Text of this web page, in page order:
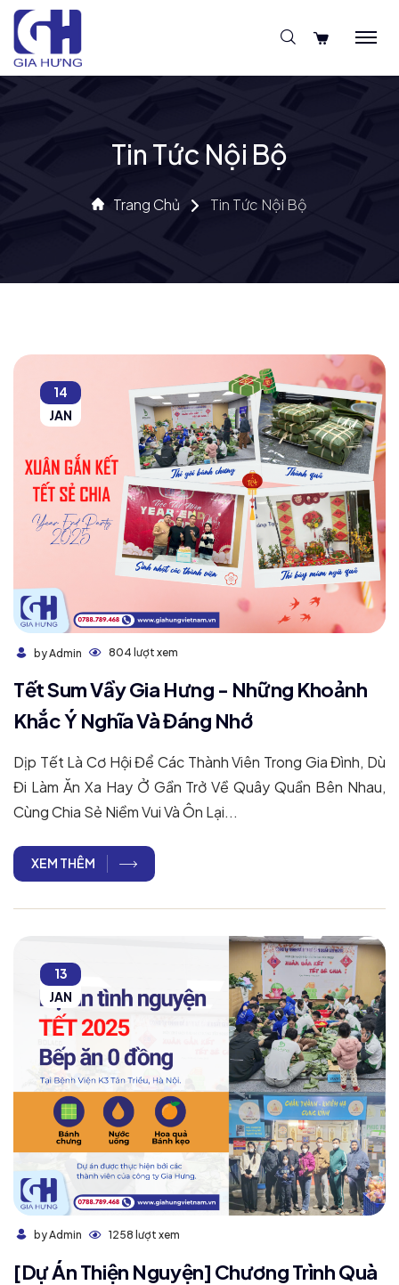
Tin Tức Nội Bộ
Trang Chủ Tin Tức Nội Bộ
14
JAN
by Admin 804 lượt xem
Tết Sum Vầy Gia Hưng - Những Khoảnh
Khắc Ý Nghĩa Và Đáng Nhớ
Dịp Tết Là Cơ Hội Để Các Thành Viên Trong Gia Đình, Dù
Đi Làm Ăn Xa Hay Ở Gần Trở Về Quây Quần Bên Nhau,
Cùng Chia Sẻ Niềm Vui Và Ôn Lại...
XEM THÊM
13
JAN
by Admin 1258 lượt xem
[Dự Án Thiện Nguyện] Chương Trình Quà